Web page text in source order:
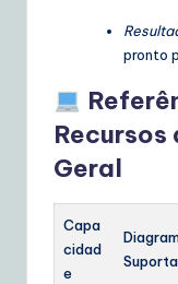
pronto
Recursos
Geral
Capa
cidad
e